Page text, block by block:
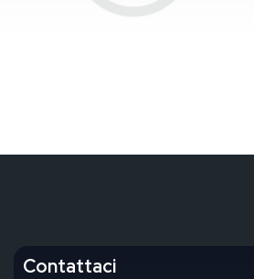
Contattaci